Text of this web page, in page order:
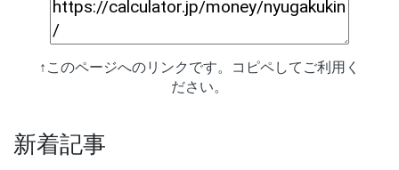
↑このページへのリンクです。コピペしてご利用く
ださい。
新着記事